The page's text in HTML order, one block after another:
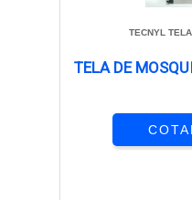
TECNYL
TELA DE